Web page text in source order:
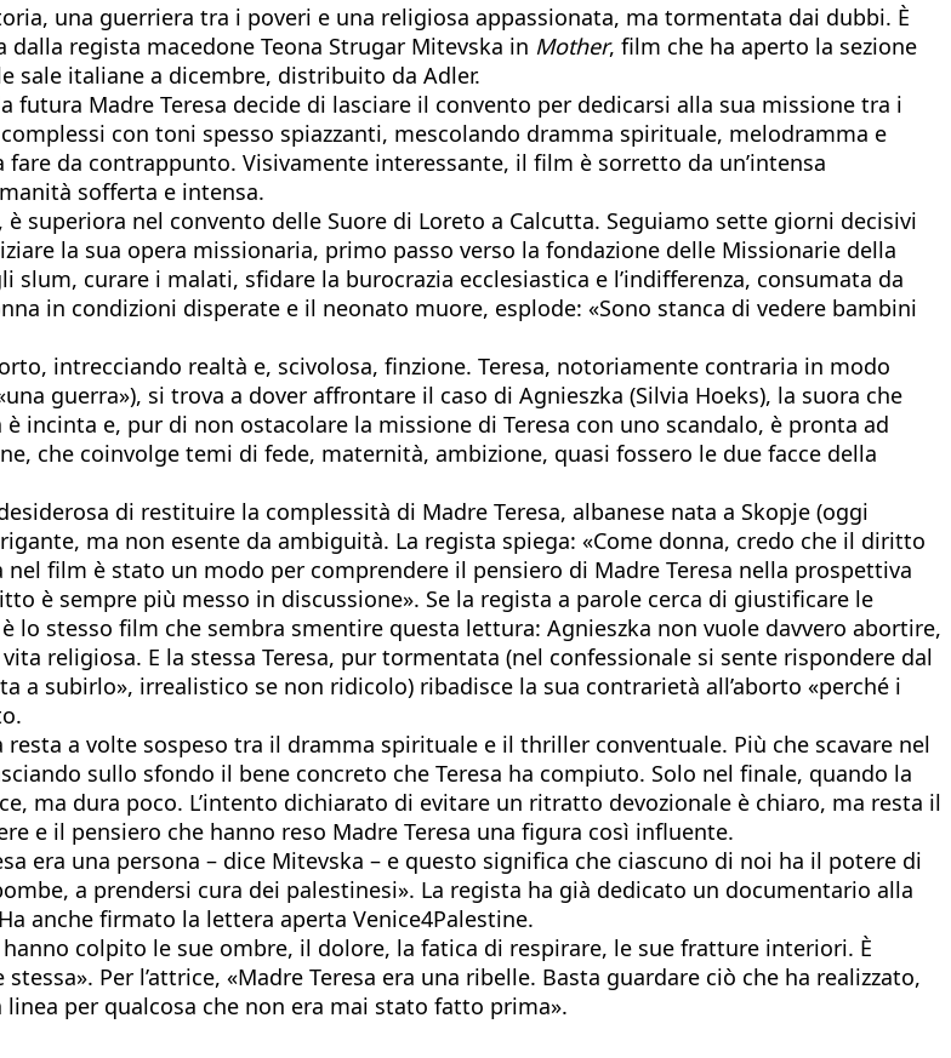
una guerriera tra i poveri e una religiosa appassionata, ma tormentata dai dubbi. È
regista macedone Teona Strugar Mitevska in Mother, film che ha aperto la sezione
sale italiane a dicembre, distribuito da Adler.
Madre Teresa decide di lasciare il convento per dedicarsi alla sua missione tra i
con toni spesso spiazzanti, mescolando dramma spirituale, melodramma e
da contrappunto. Visivamente interessante, il film è sorretto da un’intensa
sofferta e intensa.
superiora nel convento delle Suore di Loreto a Calcutta. Seguiamo sette giorni decisivi
la sua opera missionaria, primo passo verso la fondazione delle Missionarie della
curare i malati, sfidare la burocrazia ecclesiastica e l’indifferenza, consumata da
in condizioni disperate e il neonato muore, esplode: «Sono stanca di vedere bambini
intrecciando realtà e, scivolosa, finzione. Teresa, notoriamente contraria in modo
guerra»), si trova a dover affrontare il caso di Agnieszka (Silvia Hoeks), la suora che
incinta e, pur di non ostacolare la missione di Teresa con uno scandalo, è pronta ad
che coinvolge temi di fede, maternità, ambizione, quasi fossero le due facce della
di restituire la complessità di Madre Teresa, albanese nata a Skopje (oggi
ma non esente da ambiguità. La regista spiega: «Come donna, credo che il diritto
film è stato un modo per comprendere il pensiero di Madre Teresa nella prospettiva
è sempre più messo in discussione». Se la regista a parole cerca di giustificare le
lo stesso film che sembra smentire questa lettura: Agnieszka non vuole davvero abortire,
religiosa. E la stessa Teresa, pur tormentata (nel confessionale si sente rispondere dal
a subirlo», irrealistico se non ridicolo) ribadisce la sua contrarietà all’aborto «perché i
a volte sospeso tra il dramma spirituale e il thriller conventuale. Più che scavare nel
sullo sfondo il bene concreto che Teresa ha compiuto. Solo nel finale, quando la
ma dura poco. L’intento dichiarato di evitare un ritratto devozionale è chiaro, ma resta il
e il pensiero che hanno reso Madre Teresa una figura così influente.
era una persona – dice Mitevska – e questo significa che ciascuno di noi ha il potere di
a prendersi cura dei palestinesi». La regista ha già dedicato un documentario alla
anche firmato la lettera aperta Venice4Palestine.
colpito le sue ombre, il dolore, la fatica di respirare, le sue fratture interiori. È
Per l’attrice, «Madre Teresa era una ribelle. Basta guardare ciò che ha realizzato,
per qualcosa che non era mai stato fatto prima».